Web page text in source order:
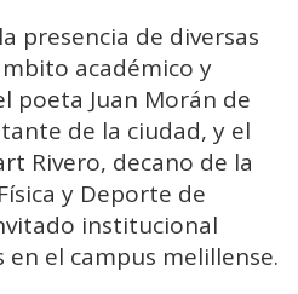
presencia de diversas
académico y
poeta Juan Morán de
de la ciudad, y el
Rivero, decano de la
y Deporte de
institucional
el campus melillense.